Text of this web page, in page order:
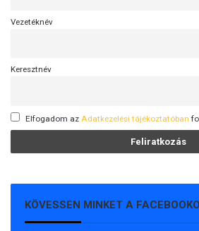
Vezetéknév
Keresztnév
Elfogadom az Adatkezelési tájékoztatóban
KÖVESSEN MINKET A